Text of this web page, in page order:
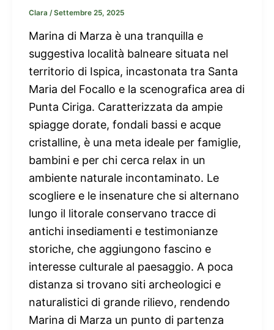
Clara /Settembre 25, 2025
Marina di Marza è una tranquilla e
suggestiva località balneare situata nel
territorio di Ispica, incastonata tra Santa
Maria del Focallo e la scenografica area di
Punta Ciriga. Caratterizzata da ampie
spiagge dorate, fondali bassi e acque
cristalline, è una meta ideale per famiglie,
bambini e per chi cerca relax in un
ambiente naturale incontaminato. Le
scogliere e le insenature che si alternano
lungo il litorale conservano tracce di
antichi insediamenti e testimonianze
storiche, che aggiungono fascino e
interesse culturale al paesaggio. A poca
distanza si trovano siti archeologici e
naturalistici di grande rilievo, rendendo
Marina di Marza un punto di partenza